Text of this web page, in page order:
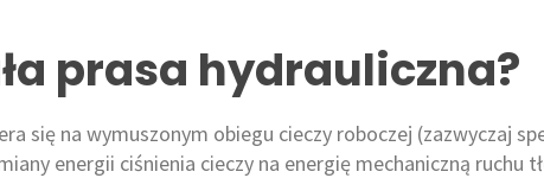
prasa hydrauliczna?
się na wymuszonym obiegu cieczy roboczej (zazwyczaj
energii ciśnienia cieczy na energię mechaniczną ruchu